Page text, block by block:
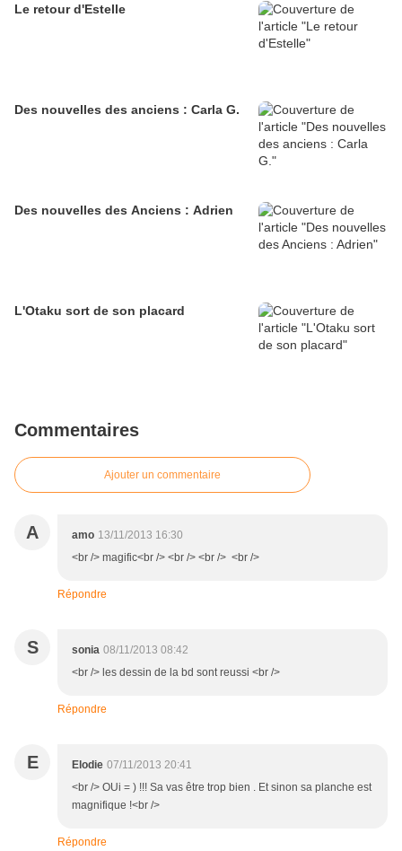
Le retour d'Estelle
Des nouvelles des anciens : Carla G.
Des nouvelles des Anciens : Adrien
L'Otaku sort de son placard
Commentaires
Ajouter un commentaire
A amo 13/11/2013 16:30
<br /> magific<br /> <br /> <br /> <br />
Répondre
S sonia 08/11/2013 08:42
<br /> les dessin de la bd sont reussi <br />
Répondre
E Elodie 07/11/2013 20:41
<br /> OUi = ) !!! Sa vas être trop bien . Et sinon sa planche est
magnifique !<br />
Répondre